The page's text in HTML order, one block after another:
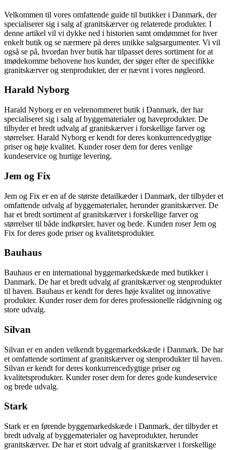
Velkommen til vores omfattende guide til butikker i Danmark, der
specialiserer sig i salg af granitskærver og relaterede produkter. I
denne artikel vil vi dykke ned i historien samt omdømmet for hver
enkelt butik og se nærmere på deres unikke salgsargumenter. Vi vil
også se på, hvordan hver butik har tilpasset deres sortiment for at
imødekomme behovene hos kunder, der søger efter de specifikke
granitskærver og stenprodukter, der er nævnt i vores nøgleord.
Harald Nyborg
Harald Nyborg er en velrenommeret butik i Danmark, der har
specialiseret sig i salg af byggematerialer og haveprodukter. De
tilbyder et bredt udvalg af granitskærver i forskellige farver og
størrelser. Harald Nyborg er kendt for deres konkurrencedygtige
priser og høje kvalitet. Kunder roser dem for deres venlige
kundeservice og hurtige levering.
Jem og Fix
Jem og Fix er en af de største detailkæder i Danmark, der tilbyder et
omfattende udvalg af byggematerialer, herunder granitskærver. De
har et bredt sortiment af granitskærver i forskellige farver og
størrelser til både indkørsler, haver og bede. Kunden roser Jem og
Fix for deres gode priser og kvalitetsprodukter.
Bauhaus
Bauhaus er en international byggemarkedskæde med butikker i
Danmark. De har et bredt udvalg af granitskærver og stenprodukter
til haven. Bauhaus er kendt for deres høje kvalitet og innovative
produkter. Kunder roser dem for deres professionelle rådgivning og
store udvalg.
Silvan
Silvan er en anden velkendt byggemarkedskæde i Danmark. De har
et omfattende sortiment af granitskærver og stenprodukter til haven.
Silvan er kendt for deres konkurrencedygtige priser og
kvalitetsprodukter. Kunder roser dem for deres gode kundeservice
og brede udvalg.
Stark
Stark er en førende byggemarkedskæde i Danmark, der tilbyder et
bredt udvalg af byggematerialer og haveprodukter, herunder
granitskærver. De har et stort udvalg af granitskærver i forskellige